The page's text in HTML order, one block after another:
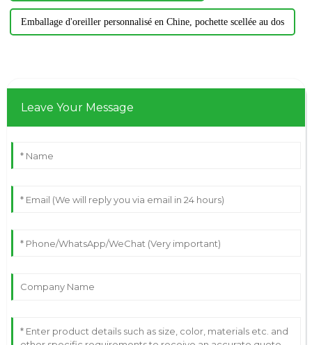
Emballage d'oreiller personnalisé en Chine, pochette scellée au dos
Leave Your Message